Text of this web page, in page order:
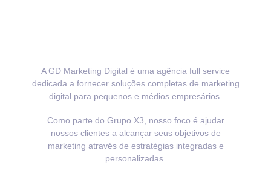
A GD Marketing Digital é uma agência full service
dedicada a fornecer soluções completas de marketing
digital para pequenos e médios empresários.
Como parte do Grupo X3, nosso foco é ajudar
nossos clientes a alcançar seus objetivos de
marketing através de estratégias integradas e
personalizadas.